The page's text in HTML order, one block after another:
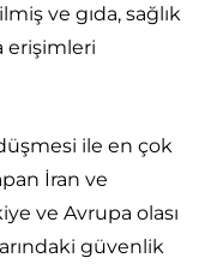
ve gıda, sağlık
erişimleri
ile en çok
İran ve
ve Avrupa olası
güvenlik